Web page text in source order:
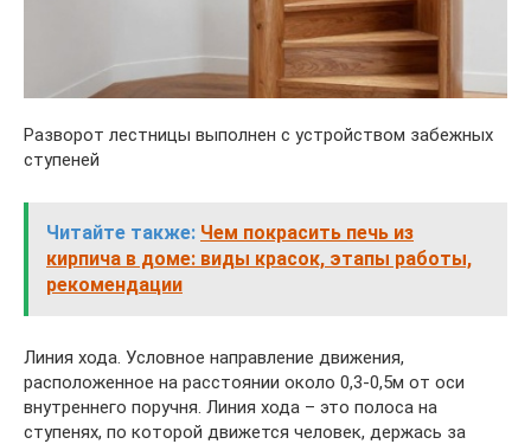
Разворот лестницы выполнен с устройством забежных
ступеней
Читайте также: Чем покрасить печь из
кирпича в доме: виды красок, этапы работы,
рекомендации
Линия хода. Условное направление движения,
расположенное на расстоянии около 0,3-0,5м от оси
внутреннего поручня. Линия хода – это полоса на
ступенях, по которой движется человек, держась за